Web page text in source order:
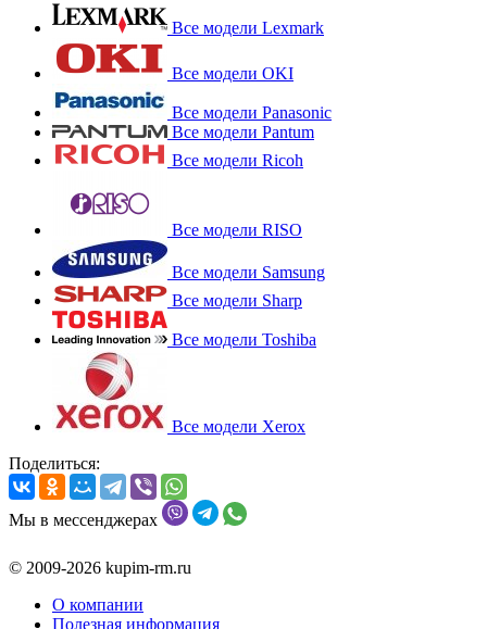
Все модели Lexmark
Все модели OKI
Все модели Panasonic
Все модели Pantum
Все модели Ricoh
Все модели RISO
Все модели Samsung
Все модели Sharp
Все модели Toshiba
Все модели Xerox
Поделиться:
Мы в мессенджерах
© 2009-2026 kupim-rm.ru
О компании
Полезная информация